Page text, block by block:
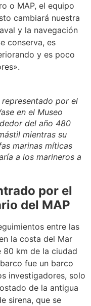
o MAP, el equipo
cambiará nuestra
y la navegación
conserva, es
y es poco
por el
en el Museo
del año 480
mientras su
marinas míticas
a los marineros a
por el
del MAP
entre las
la costa del Mar
80 km de la ciudad
fue un barco
investigadores, solo
de la antigua
sirena, que se